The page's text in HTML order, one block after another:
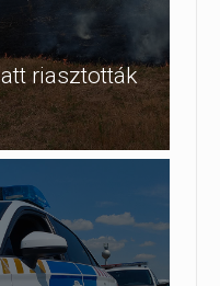
riasztották